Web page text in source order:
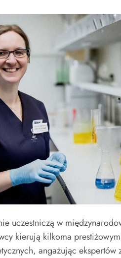
uczestniczą w
kierują kilkoma
angażując ekspertów